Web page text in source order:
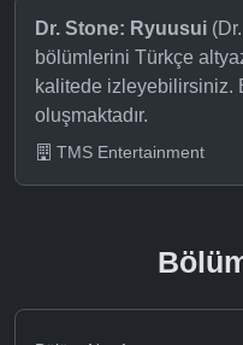
Dr. Stone: Ryuusui
bölümlerini Türkçe
kalitede izleyebilirsiniz.
oluşmaktadır.
TMS Entertainment